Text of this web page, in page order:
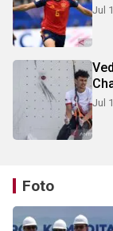
Jul
Jul
Foto